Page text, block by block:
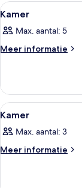
Alle
foto's
voor
Kamer
3
Kamer
Max. aantal: 5
Meer informatie
Meer
Alle
foto's
voor
Kamer
4
Kamer
Max. aantal: 3
Meer informatie
Meer